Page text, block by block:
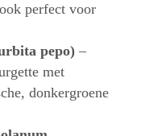
perfect voor
pepo) –
met
donkergroene